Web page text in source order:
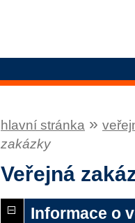
hlavní stránka »
zakázky
Veřejná
Informace o